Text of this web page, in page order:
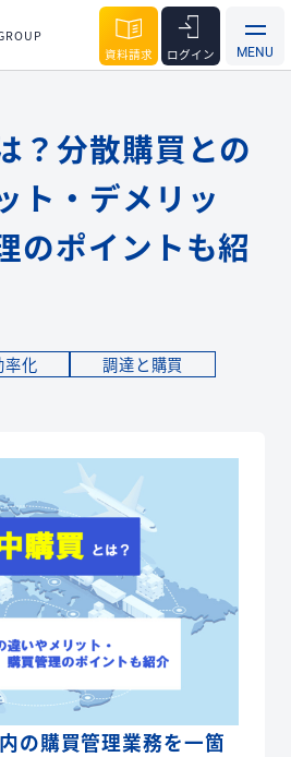
資料請求 ログイン
？分散購買との
ト・デメリッ
のポイントも紹
率化 調達と購買
の購買管理業務を一箇